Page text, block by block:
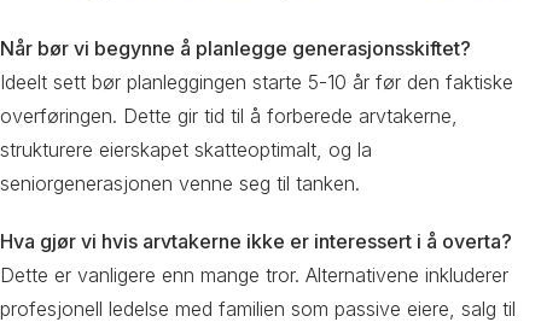
Når bør vi begynne å planlegge generasjonsskiftet?
Ideelt sett bør planleggingen starte 5-10 år før den faktiske
overføringen. Dette gir tid til å forberede arvtakerne,
strukturere eierskapet skatteoptimalt, og la
seniorgenerasjonen venne seg til tanken.
Hva gjør vi hvis arvtakerne ikke er interessert i å overta?
Dette er vanligere enn mange tror. Alternativene inkluderer
profesjonell ledelse med familien som passive eiere, salg til